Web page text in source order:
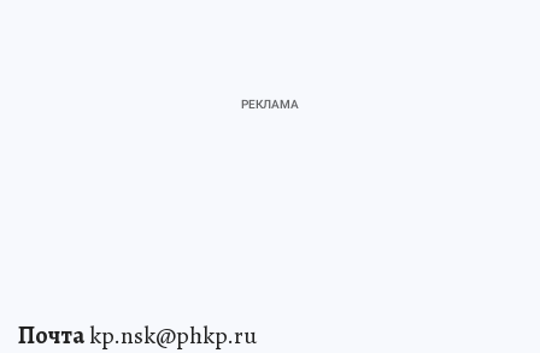
Почтаkp.nsk@phkp.ru